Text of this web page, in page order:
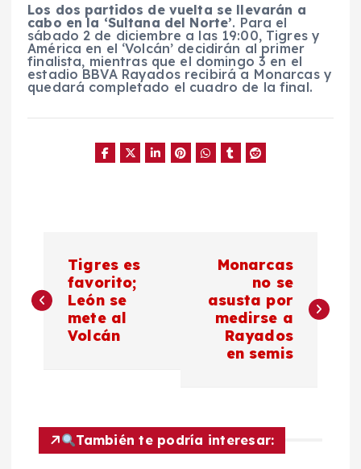
Los dos partidos de vuelta se llevarán a
cabo en la ‘Sultana del Norte’. Para el
sábado 2 de diciembre a las 19:00, Tigres y
América en el ‘Volcán’ decidirán al primer
finalista, mientras que el domingo 3 en el
estadio BBVA Rayados recibirá a Monarcas y
quedará completado el cuadro de la final.
a
a
Tigres es
favorito;
León se
mete al
Volcán
Monarcas
no se
asusta por
medirse a
Rayados
en semis
También te podría interesar: